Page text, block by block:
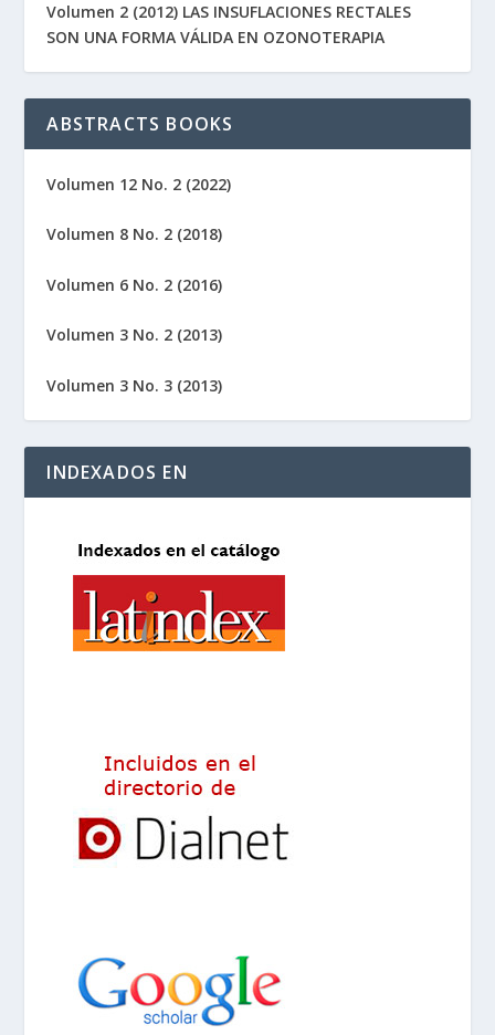
Volumen 2 (2012) LAS INSUFLACIONES RECTALES
SON UNA FORMA VÁLIDA EN OZONOTERAPIA
ABSTRACTS BOOKS
Volumen 12 No. 2 (2022)
Volumen 8 No. 2 (2018)
Volumen 6 No. 2 (2016)
Volumen 3 No. 2 (2013)
Volumen 3 No. 3 (2013)
INDEXADOS EN